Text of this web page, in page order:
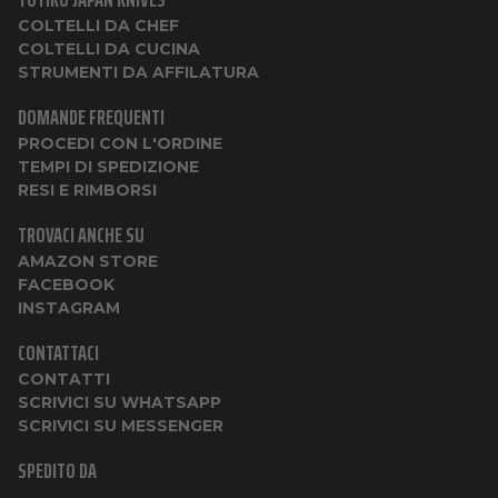
COLTELLI DA CHEF
COLTELLI DA CUCINA
STRUMENTI DA AFFILATURA
DOMANDE FREQUENTI
PROCEDI CON L'ORDINE
TEMPI DI SPEDIZIONE
RESI E RIMBORSI
TROVACI ANCHE SU
AMAZON STORE
FACEBOOK
INSTAGRAM
CONTATTACI
CONTATTI
SCRIVICI SU WHATSAPP
SCRIVICI SU MESSENGER
SPEDITO DA